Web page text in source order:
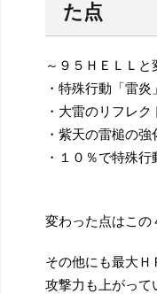
た点
～９５ＨＥＬＬと
・特殊行動「雷炎
・大雷のリフレク
・紫天の雷槌の強
・１０％で特殊行
変わった点はこの
その他にも最大Ｈ
攻撃力も上がって